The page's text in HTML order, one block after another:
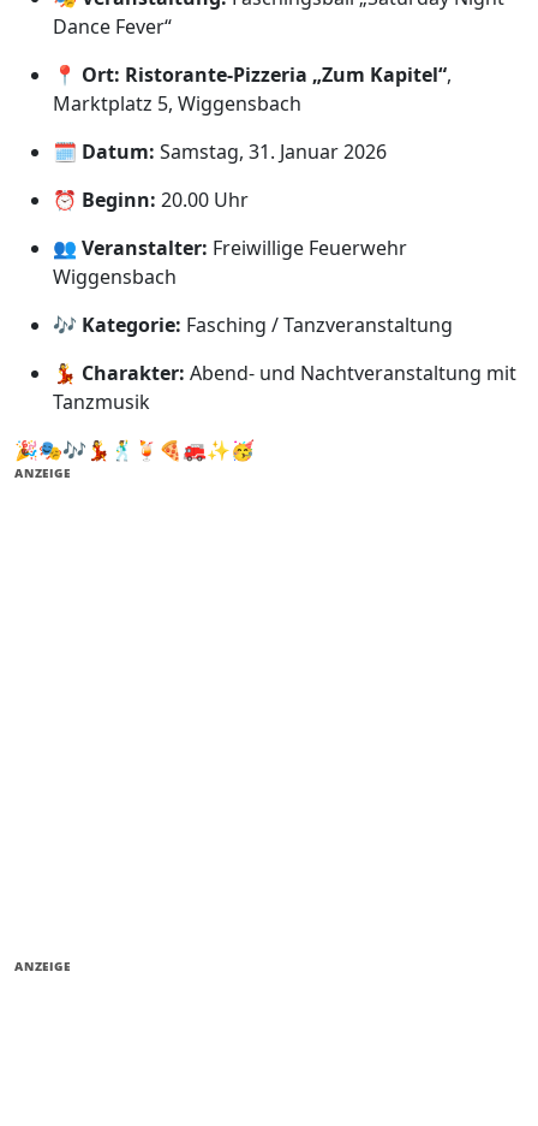
Dance Fever“
📍 Ort: Ristorante-Pizzeria „Zum Kapitel“,
Marktplatz 5, Wiggensbach
🗓 Datum: Samstag, 31. Januar 2026
⏰ Beginn: 20.00 Uhr
👥 Veranstalter: Freiwillige Feuerwehr
Wiggensbach
🎶 Kategorie: Fasching / Tanzveranstaltung
💃 Charakter: Abend- und Nachtveranstaltung mit
Tanzmusik
🎉🎭🎶💃🕺🍹🍕🚒✨🥳
ANZEIGE
ANZEIGE